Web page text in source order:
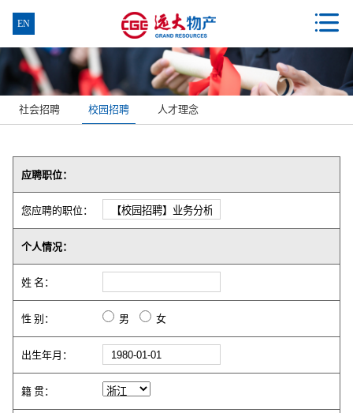
EN 
社会招聘 校园招聘 人才理念
应聘职位：
您应聘的职位：
个人情况：
姓 名：
性 别： 男 女
出生年月：
籍 贯：